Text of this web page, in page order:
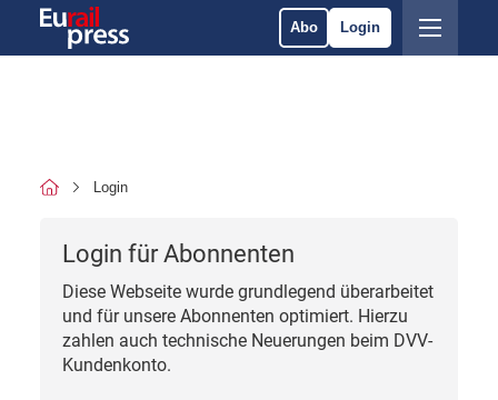
Abo Login
Login
Login für Abonnenten
Diese Webseite wurde grundlegend überarbeitet
und für unsere Abonnenten optimiert. Hierzu
zahlen auch technische Neuerungen beim DVV-
Kundenkonto.